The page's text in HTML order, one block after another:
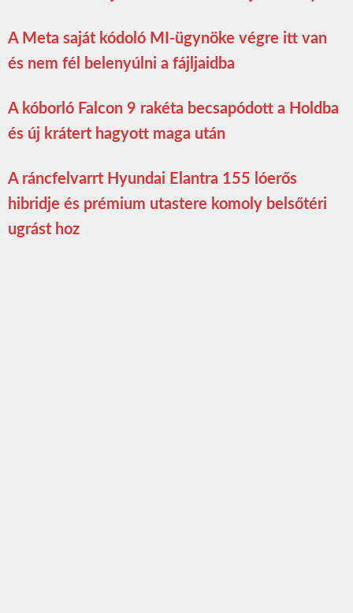
A Meta saját kódoló MI-ügynöke végre itt van
és nem fél belenyúlni a fájljaidba
A kóborló Falcon 9 rakéta becsapódott a Holdba
és új krátert hagyott maga után
A ráncfelvarrt Hyundai Elantra 155 lóerős
hibridje és prémium utastere komoly belsőtéri
ugrást hoz